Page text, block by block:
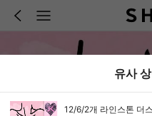
유사
12/6/2개 라인스톤 더